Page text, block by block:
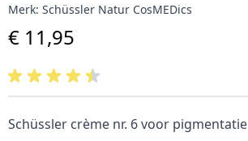
Merk: Schüssler Natur CosMEDics
€ 11,95
Schüssler crème nr. 6 voor pigmentatie